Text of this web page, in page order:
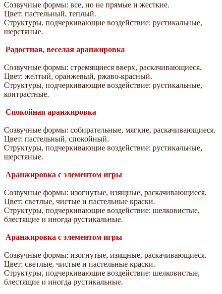
Созвучные формы: все, но не прямые и жесткие.
Цвет: пастельный, теплый.
Структуры, подчеркивающие воздействие: рустикальные,
шерстяные.
Радостная, веселая аранжировка
Созвучные формы: стремящиеся вверх, раскачивающиеся.
Цвет: желтый, оранжевый, ржаво-красный.
Структуры, подчеркивающие воздействие: рустикальные,
контрастные.
Спокойная аранжировка
Созвучные формы: собирательные, мягкие, раскачивающиеся.
Цвет: пастельный, спокойный.
Структуры, подчеркивающие воздействие: рустикальные,
шерстяные.
Аранжировка с элементом игры
Созвучные формы: изогнутые, изящные, раскачивающиеся.
Цвет: светлые, чистые и пастельные краски.
Структуры, подчеркивающие воздействие: шелковистые,
блестящие и иногда рустикальные.
Аранжировка с элементом игры
Созвучные формы: изогнутые, изящные, раскачивающиеся.
Цвет: светлые, чистые и пастельные краски.
Структуры, подчеркивающие воздействие: шелковистые,
блестящие и иногда рустикальные.